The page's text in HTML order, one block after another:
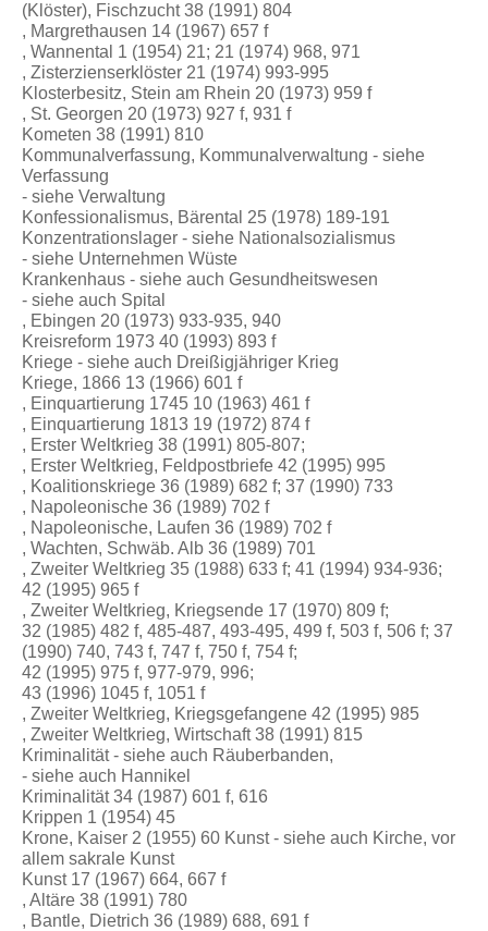
(Klöster), Fischzucht 38 (1991) 804
, Margrethausen 14 (1967) 657 f
, Wannental 1 (1954) 21; 21 (1974) 968, 971
, Zisterzienserklöster 21 (1974) 993-995
Klosterbesitz, Stein am Rhein 20 (1973) 959 f
, St. Georgen 20 (1973) 927 f, 931 f
Kometen 38 (1991) 810
Kommunalverfassung, Kommunalverwaltung - siehe
Verfassung
- siehe Verwaltung
Konfessionalismus, Bärental 25 (1978) 189-191
Konzentrationslager - siehe Nationalsozialismus
- siehe Unternehmen Wüste
Krankenhaus - siehe auch Gesundheitswesen
- siehe auch Spital
, Ebingen 20 (1973) 933-935, 940
Kreisreform 1973 40 (1993) 893 f
Kriege - siehe auch Dreißigjähriger Krieg
Kriege, 1866 13 (1966) 601 f
, Einquartierung 1745 10 (1963) 461 f
, Einquartierung 1813 19 (1972) 874 f
, Erster Weltkrieg 38 (1991) 805-807;
, Erster Weltkrieg, Feldpostbriefe 42 (1995) 995
, Koalitionskriege 36 (1989) 682 f; 37 (1990) 733
, Napoleonische 36 (1989) 702 f
, Napoleonische, Laufen 36 (1989) 702 f
, Wachten, Schwäb. Alb 36 (1989) 701
, Zweiter Weltkrieg 35 (1988) 633 f; 41 (1994) 934-936;
42 (1995) 965 f
, Zweiter Weltkrieg, Kriegsende 17 (1970) 809 f;
32 (1985) 482 f, 485-487, 493-495, 499 f, 503 f, 506 f; 37
(1990) 740, 743 f, 747 f, 750 f, 754 f;
42 (1995) 975 f, 977-979, 996;
43 (1996) 1045 f, 1051 f
, Zweiter Weltkrieg, Kriegsgefangene 42 (1995) 985
, Zweiter Weltkrieg, Wirtschaft 38 (1991) 815
Kriminalität - siehe auch Räuberbanden,
- siehe auch Hannikel
Kriminalität 34 (1987) 601 f, 616
Krippen 1 (1954) 45
Krone, Kaiser 2 (1955) 60 Kunst - siehe auch Kirche, vor
allem sakrale Kunst
Kunst 17 (1967) 664, 667 f
, Altäre 38 (1991) 780
, Bantle, Dietrich 36 (1989) 688, 691 f